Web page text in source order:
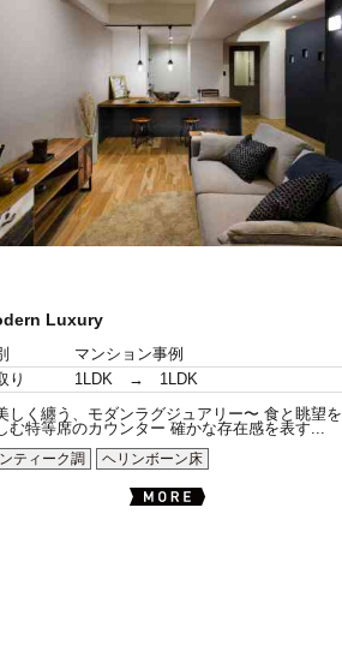
Luxury
マンション事例
り
1LDK → 1LDK
しく纏う、モダンラグジュアリー〜 食と眺望を
む特等席のカウンター 確かな存在感を表す...
ティーク調
ヘリンボーン床